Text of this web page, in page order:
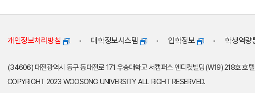
개인정보처리방침 대학정보시스템 입학정보 학생역량
(34606) 대전광역시 동구 동대전로 171 우송대학교 서캠퍼스 엔디컷빌딩(W19) 218호 호
COPYRIGHT 2023 WOOSONG UNIVERSITY ALL RIGHT RESERVED.